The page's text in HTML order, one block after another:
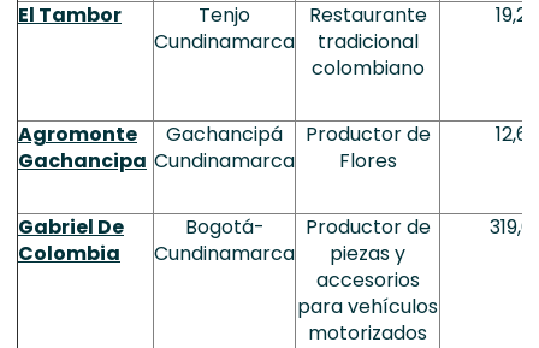
El Tambor
Tenjo
Cundinamarca
Restaurante
tradicional
colombiano
19,22
Agromonte
Gachancipa
Gachancipá
Cundinamarca
Productor de
Flores
12,62
Gabriel De
Colombia
Bogotá-
Cundinamarca
Productor de
piezas y
accesorios
para vehículos
motorizados